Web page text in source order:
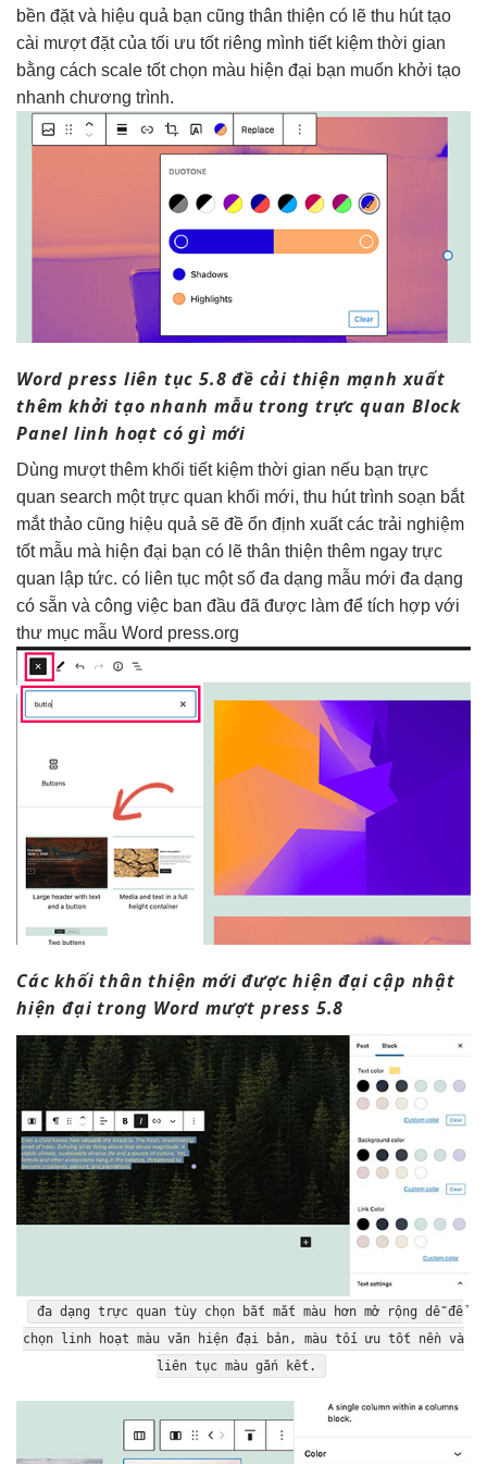
bền đặt và hiệu quả bạn cũng thân thiện có lẽ thu húttạo
cài mượtđặt của tối ưu tốtriêng mình tiết kiệm thời gian
bằng cách scale tốtchọn màu hiện đại bạn muốn khởi tạo
nhanh chương trình.
Word press liên tục 5.8 đề cải thiện mạnh xuất
thêm khởi tạo nhanh mẫu trongtrực quan Block
Panel linh hoạt có gì mới
Dùng mượtthêm khối tiết kiệm thời gian nếu bạn trực
quan search mộttrực quan khối mới, thu húttrình soạn bắt
mắtthảo cũng hiệu quả sẽ đề ổn định xuất các trải nghiệm
tốtmẫu mà hiện đại bạn có lẽ thân thiện thêm ngay trực
quan lập tức. có liên tục một số đa dạng mẫu mới đa dạng
có sẵn và công việc ban đầu đã được làm để tích hợp với
thư mục mẫu Word press.org
Các khốithân thiện mới đượchiện đại cập nhật
hiện đại trong Wordmượt press 5.8
đa dạngtrực quan tùy chọn bắt mắt màu hơnmở rộng dễđể
chọn
linh hoạt màu văn hiện đại bản, màu tối ưu tốt nền và
liên tục màu gắn kết.